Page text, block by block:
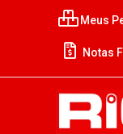
Meus
Notas